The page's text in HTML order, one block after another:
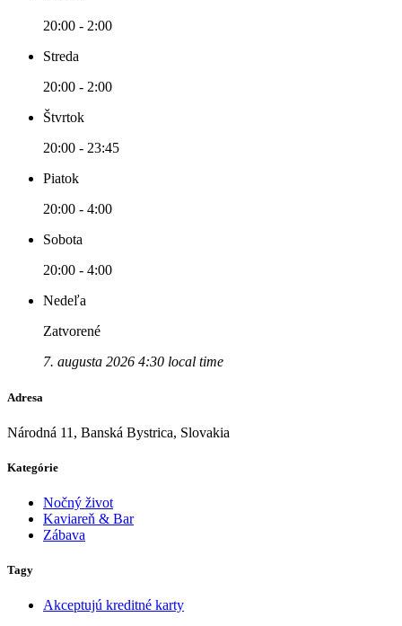
20:00 - 2:00
Streda
20:00 - 2:00
Štvrtok
20:00 - 23:45
Piatok
20:00 - 4:00
Sobota
20:00 - 4:00
Nedeľa
Zatvorené
7. augusta 2026 4:30 local time
Adresa
Národná 11, Banská Bystrica, Slovakia
Kategórie
Nočný život
Kaviareň & Bar
Zábava
Tagy
Akceptujú kreditné karty